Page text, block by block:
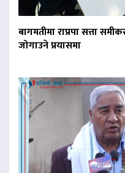
बागमतीमा राप्रपा सत्ता
जोगाउने प्रयासमा